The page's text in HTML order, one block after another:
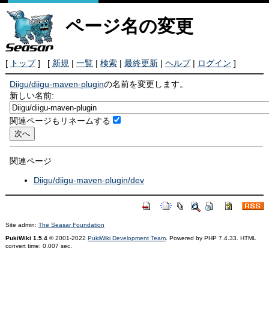
ページ名の変更
[ トップ] [ 新規 | 一覧| 検索| 最終更新| ヘルプ| ログイン ]
Diigu/diigu-maven-pluginの名前を変更します。
新しい名前:
関連ページもリネームする
関連ページ
Diigu/diigu-maven-plugin/dev
Site admin: The Seasar Foundation
PukiWiki 1.5.4© 2001-2022 PukiWiki Development Team. Powered by PHP 7.4.33. HTML
convert time: 0.007 sec.